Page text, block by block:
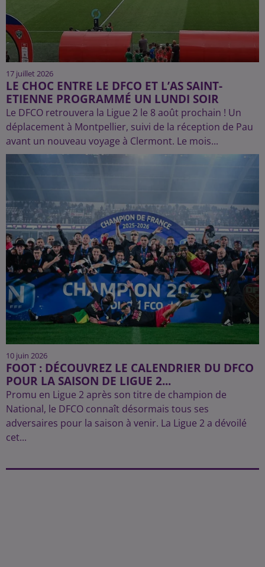
17 juillet 2026
LE CHOC ENTRE LE DFCO ET L’AS SAINT-
ETIENNE PROGRAMMÉ UN LUNDI SOIR
Le DFCO retrouvera la Ligue 2 le 8 août prochain ! Un
déplacement à Montpellier, suivi de la réception de Pau
avant un nouveau voyage à Clermont. Le mois...
10 juin 2026
FOOT : DÉCOUVREZ LE CALENDRIER DU DFCO
POUR LA SAISON DE LIGUE 2...
Promu en Ligue 2 après son titre de champion de
National, le DFCO connaît désormais tous ses
adversaires pour la saison à venir. La Ligue 2 a dévoilé
cet...